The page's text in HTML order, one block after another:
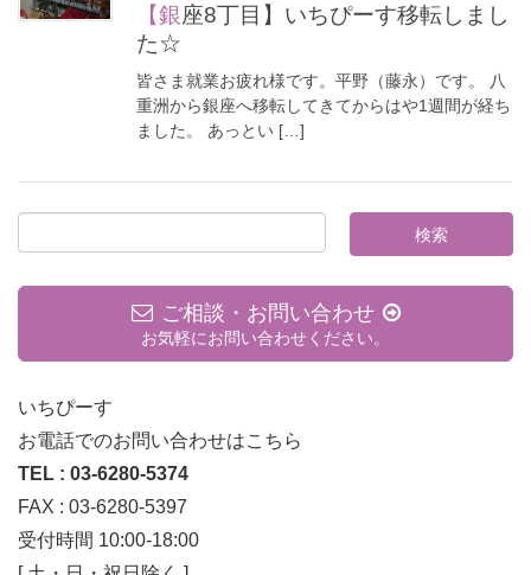
【銀座8丁目】いちぴーす移転しまし
た☆
皆さま就業お疲れ様です。平野（藤永）です。 八
重洲から銀座へ移転してきてからはや1週間が経ち
ました。 あっとい […]
ご相談・お問い合わせ
お気軽にお問い合わせください。
いちぴーす
お電話でのお問い合わせはこちら
TEL : 03-6280-5374
FAX : 03-6280-5397
受付時間 10:00-18:00